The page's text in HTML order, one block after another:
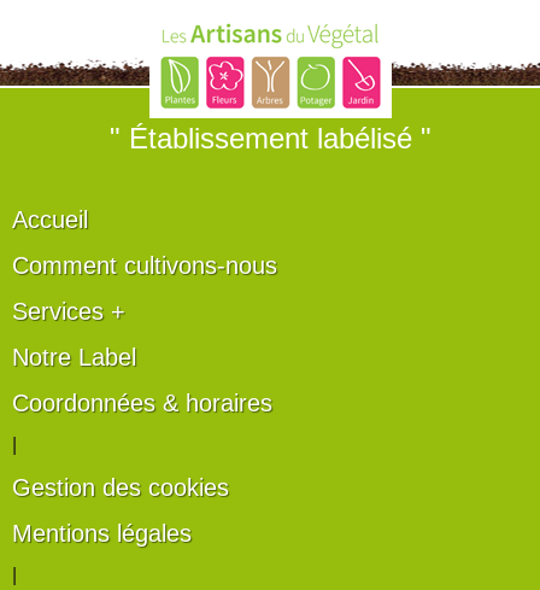
" Établissement labélisé "
Accueil
Comment cultivons-nous
Services +
Notre Label
Coordonnées & horaires
Gestion des cookies
Mentions légales